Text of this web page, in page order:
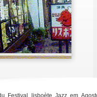
Festival lisboète Jazz em